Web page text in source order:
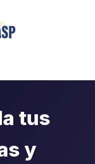
tus
y